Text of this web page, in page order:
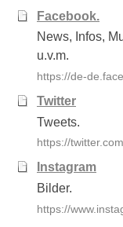
Facebook.
News, Infos,
u.v.m.
https://de-
Twitter
Tweets.
https://
Instagram
Bilder.
https://